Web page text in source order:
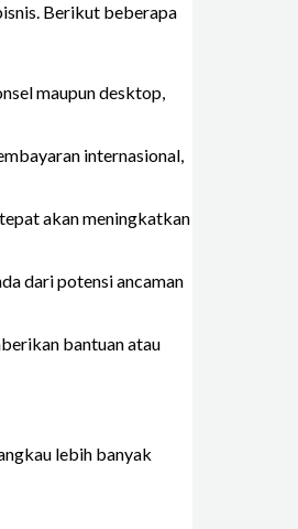
Berikut beberapa
maupun desktop,
internasional,
akan meningkatkan
dari potensi ancaman
bantuan atau
lebih banyak